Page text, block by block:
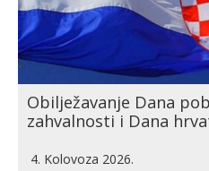
Obilježavanje Dana
zahvalnosti i Dana
4. Kolovoza 2026.